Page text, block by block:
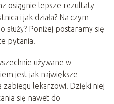
osiągnie lepsze rezultaty
i jak działa? Na czym
służy? Poniżej postaramy się
pytania.
używane w
jest jak największe
lekarzowi. Dzięki niej
się nawet do